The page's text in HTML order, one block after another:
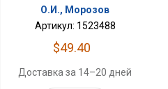
О.И., Морозов
Артикул: 1523488
$49.40
Доставка за 14–20 дней